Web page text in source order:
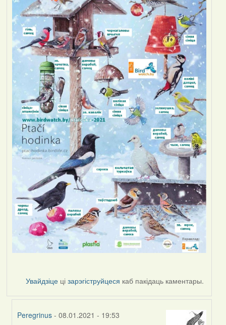
Увайдзіце цізарэгіструйцеся каб пакідаць каментары.
Peregrinus - 08.01.2021 - 19:53